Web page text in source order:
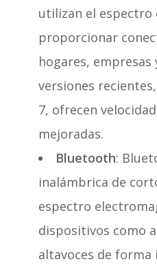
utilizan el
proporcionar
hogares, empresas
versiones
7, ofrecen
mejoradas.
Bluetooth:
inalámbrica de
espectro
dispositivos como
altavoces de forma